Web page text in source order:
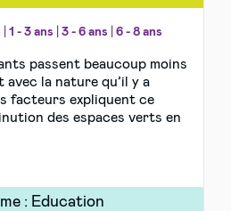
1 - 3 ans 3 - 6 ans 6 - 8 ans
passent beaucoup moins
la nature qu’il y a
facteurs expliquent ce
des espaces verts en